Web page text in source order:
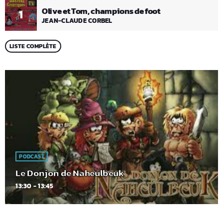
1 Olive et Tom, champions de foot
JEAN-CLAUDE CORBEL
LISTE COMPLÈTE
PODCAST
Le Donjon de Naheulbeuk
13:30 - 13:45